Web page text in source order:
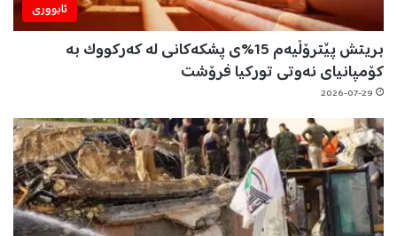
ئابووری
بریتش پێترۆڵیەم 15%ی پشکەکانی لە کەرکووک بە
کۆمپانیای نەوتی تورکیا فرۆشت
2026-07-29